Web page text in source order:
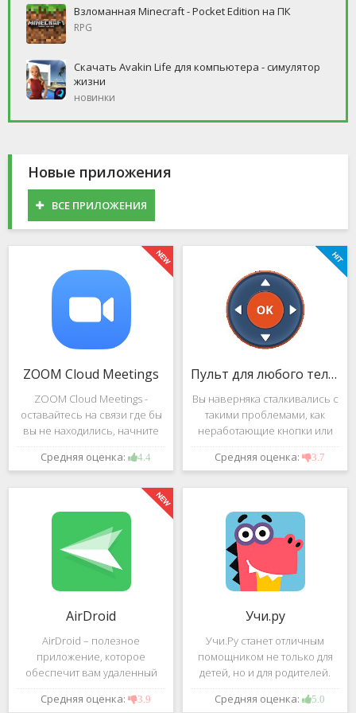
Взломанная Minecraft - Pocket Edition на ПК
RPG
Скачать Avakin Life для компьютера - симулятор
жизни
новинки
Новые приложения
ВСЕ ПРИЛОЖЕНИЯ
ZOOM Cloud Meetings
ZOOM Cloud Meetings -
оставайтесь на связи где бы
вы не находились, начните
свою или присоединитесь к
видеоконференции с
высококачественным
изображением. Столь
Средняя оценка: 4.4
Пульт для любого телевизора
Вы наверняка сталкивались с
такими проблемами, как
неработающие кнопки или
разряженные батарейки на
вашем пульте от
с помощью приложения
"Пульт для
Средняя оценка: 3.7
AirDroid
AirDroid – полезное
приложение, которое
обеспечит вам удаленный
доступ к вашему смартфону
или планшету при помощи
Средняя оценка: 3.9
Учи.ру
Учи.Ру станет отличным
помощником не только для
детей, но и для родителей.
Это приложение заточено
под изучение различного
Средняя оценка: 5.0